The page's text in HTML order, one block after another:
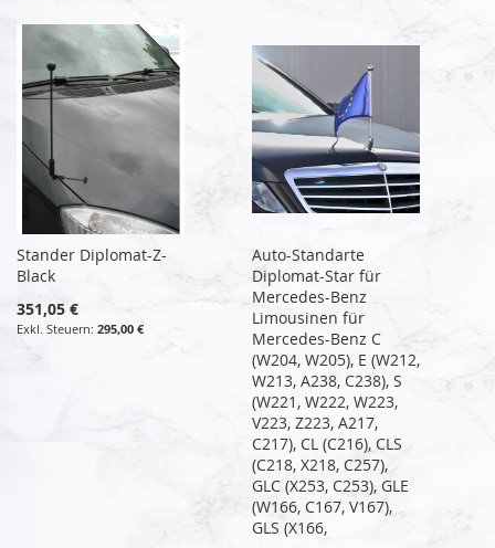
Stander Diplomat-Z-
Black
351,05 €
295,00 €
Auto-Standarte
Diplomat-Star für
Mercedes-Benz
Limousinen für
Mercedes-Benz C
(W204, W205), E (W212,
W213, A238, C238), S
(W221, W222, W223,
V223, Z223, A217,
C217), CL (C216), CLS
(C218, X218, C257),
GLC (X253, C253), GLE
(W166, C167, V167),
GLS (X166,